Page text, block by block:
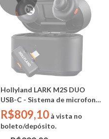
Hollyland LARK M2S DUO
USB-C - Sistema de microfone
sem fio para 2 pessoas (USB-C
RX)
R$809,10 à vista no
boleto/depósito.